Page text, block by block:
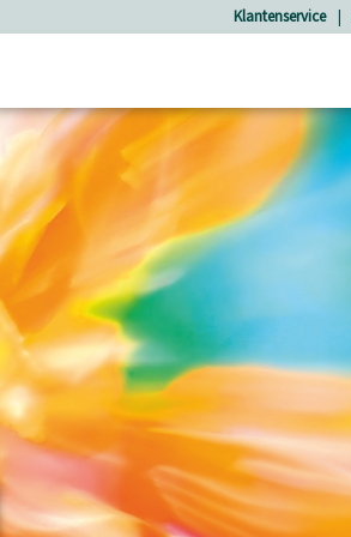
Klantenservice |